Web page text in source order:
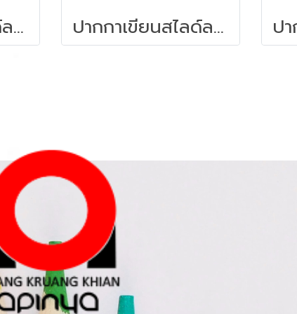
ปากกาเขียนสไลด์ลบไม่ได้ STAEDTLER (F) 318-5 สีเขียว ปากกาเขียนสไลด์ลบไม่ได้ STAEDTLER (F) 318-2 สีแดง